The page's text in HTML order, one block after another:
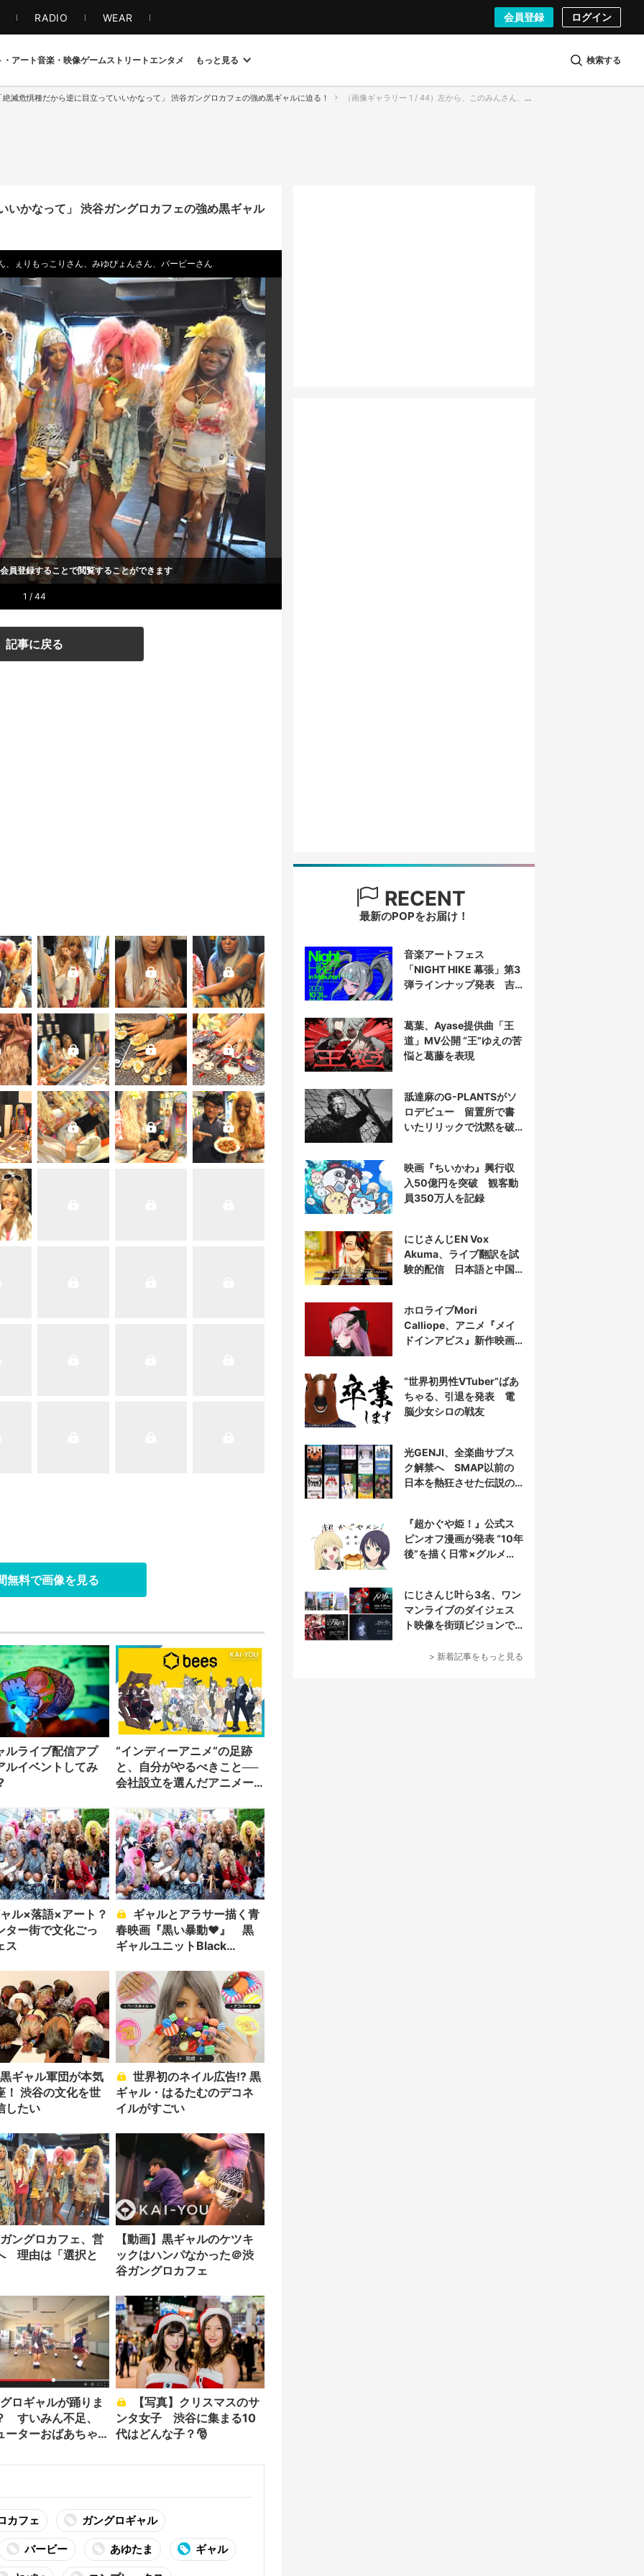
RADIO WEAR 会員登録 ログイン
アート音楽・映像ゲームストリート エンタメ もっと見る 検索する
絶滅危惧種だから逆に目立っていいかなって」 渋谷ガングロカフェの強め黒ギャルに迫る！ （画像ギャラリー 1 / 44）左から、このみんさん、あゆたまさん、はるたむさん、ぇりもっこりさん、みゆぴょんさん、バービーさん
いかなって」 渋谷ガングロカフェの強め黒ギャル
ぇりもっこりさん、みゆぴょんさん、バービーさん
員登録することで閲覧することができます
1 / 44
記事に戻る
無料で画像を見る
ルライブ配信アプ
ルイベントしてみ
“インディーアニメ“の足跡
と、自分がやるべきこと──
会社設立を選んだアニメー
ター街で文化ごっ
ス
春映画『黒い暴動❤︎』 黒
ギャルユニットBlack
！ 渋谷の文化を世
したい
ギャル・はるたむのデコネ
イルがすごい
理由は「選択と
【動画】黒ギャルのケツキ
ックはハンパなかった＠渋
谷ガングロカフェ
すいみん不足、
ーターおばあちゃ
ンタ女子 渋谷に集まる10
代はどんな子？🎅
カフェ ガングロギャル
バービー あゆたま ギャル
RECENT
最新のPOPをお届け！
音楽アートフェス
「NIGHT HIKE 幕張」第3
弾ラインナップ発表 吉
葛葉、Ayase提供曲「王
道」MV公開 “王”ゆえの苦
悩と葛藤を表現
舐達麻のG-PLANTSがソ
ロデビュー 留置所で書
いたリリックで沈黙を破
映画『ちいかわ』興行収
入50億円を突破 観客動
員350万人を記録
にじさんじEN Vox
Akuma、ライブ翻訳を試
験的配信 日本語と中国
ホロライブMori
Calliope、アニメ『メイ
ドインアビス』新作映画
“世界初男性VTuber”ばあ
ちゃる、引退を発表 電
脳少女シロの戦友
光GENJI、全楽曲サブス
ク解禁へ SMAP以前の
日本を熱狂させた伝説の
『超かぐや姫！』公式ス
ピンオフ漫画が発表 “10年
後”を描く日常×グルメ作
にじさんじ叶ら3名、ワン
マンライブのダイジェス
ト映像を街頭ビジョンで
> 新着記事をもっと見る